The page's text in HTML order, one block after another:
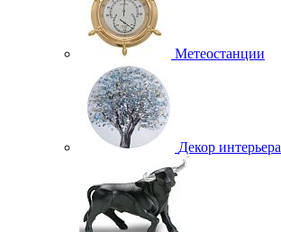
Метеостанции
Декор интерьера